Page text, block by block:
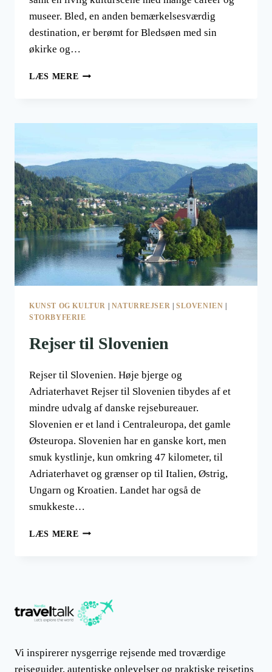
museer. Bled, en anden bemærkelsesværdig
destination, er berømt for Bledsøen med sin
økirke og…
LÆS MERE BESØG
KUNST OG KULTUR | NATURREJSER |SLOVENIEN |
STORBYFERIE
Rejser til Slovenien
Rejser til Slovenien. Høje bjerge og
Adriaterhavet Rejser til Slovenien tibydes af et
mindre udvalg af danske rejsebureauer.
Slovenien er et land i Centraleuropa, det gamle
Østeuropa. Slovenien har en ganske kort, men
smuk kystlinje, kun omkring 47 kilometer, til
Adriaterhavet og grænser op til Italien, Østrig,
Ungarn og Kroatien. Landet har også de
smukkeste…
LÆS MERE REJSER
Vi inspirerer nysgerrige rejsende med troværdige
rejseguider, autentiske oplevelser og praktiske rejsetips